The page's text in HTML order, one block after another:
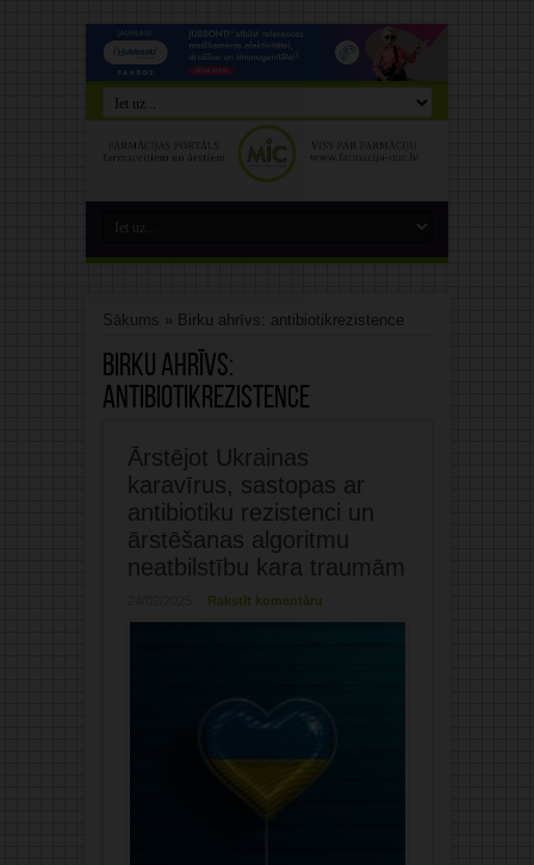
Sākums » Birku ahrīvs: antibiotikrezistence
Birku ahrīvs:
antibiotikrezistence
Ārstējot Ukrainas
karavīrus, sastopas ar
antibiotiku rezistenci un
ārstēšanas algoritmu
neatbilstību kara traumām
Rakstīt komentāru